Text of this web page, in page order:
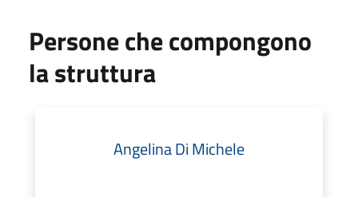
Persone che compongono
la struttura
Angelina Di Michele